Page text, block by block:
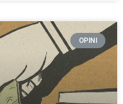
OPINI